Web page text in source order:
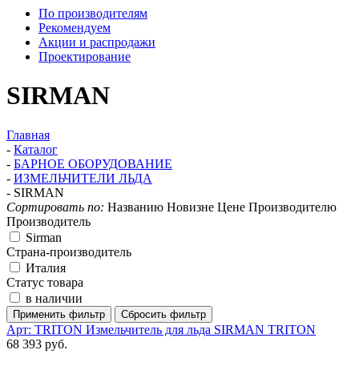
По производителям
Рекомендуем
Акции и распродажи
Проектирование
SIRMAN
Главная
- Каталог
- БАРНОЕ ОБОРУДОВАНИЕ
- ИЗМЕЛЬЧИТЕЛИ ЛЬДА
- SIRMAN
Сортировать по: Названию Новизне Цене Производителю
Производитель
Sirman
Страна-производитель
Италия
Статус товара
в наличии
Арт: TRITON Измельчитель для льда SIRMAN TRITON
68 393 руб.